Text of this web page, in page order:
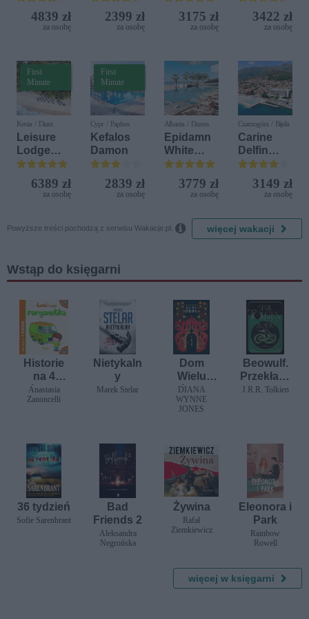
(ex. Citta
del Mare)
4839 zł
za osobę
2399 zł
za osobę
3175 zł
za osobę
3422 zł
za osobę
First
Minute
Kenia / Diani
Leisure
Lodge
Beach &
Golf
Resort by
Diamonds
6389 zł
za osobę
First
Minute
Cypr / Paphos
Kefalos
Damon
2839 zł
za osobę
Albania / Durres
Epidamn
White
Sensation
3779 zł
za osobę
Czarnogóra / Bijela
Carine
Delfin
Bijela (ex.
Iberostar
Bijela
3149 zł
za osobę
Powyższe treści pochodzą z serwisu Wakacje.pl.  więcej wakacji
Wstąp do księgarni
Historie
na 4
kółkach.
Leoś i
a
Anastasia
Zanoncelli
Nietykaln
y
Marek Stelar
Dom
Wielu
Dróg /NB/
DIANA
WYNNE
JONES
Beowulf.
Przekład i
komentar
redakcją
Christoph
era
Tolkiena
J.R.R. Tolkien
36 tydzień
Sofie Sarenbrant
Bad
Friends 2
Aleksandra
Negrońska
Żywina
Rafał
Ziemkiewicz
Eleonora i
Park
Rainbow
Rowell
więcej w księgarni